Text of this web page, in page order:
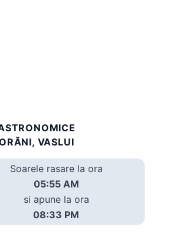
VASLUI
Soarele rasare la ora
05:55 AM
si apune la ora
08:33 PM